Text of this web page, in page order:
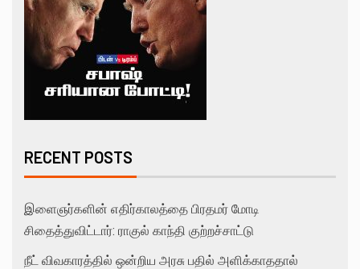
RECENT POSTS
இளைஞர்களின் எதிர்காலத்தை பிரதமர் மோடி
சிதைத்துவிட்டார்: ராகுல் காந்தி குற்றச்சாட்டு
நீட் விவகாரத்தில் ஒன்றிய அரசு பதில் அளிக்காததால்